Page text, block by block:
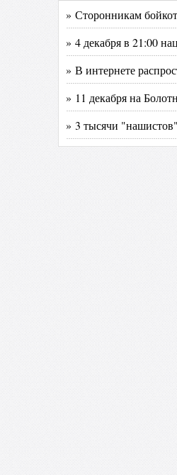
» Сторонникам
» 4 декабря в 21:00
» В интернете
» 11 декабря на
» 3 тысячи